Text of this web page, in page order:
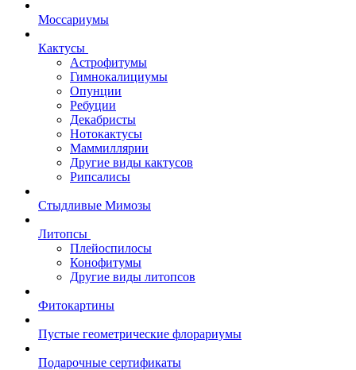
Моссариумы
Кактусы
Астрофитумы
Гимнокалициумы
Опунции
Ребуции
Декабристы
Нотокактусы
Маммиллярии
Другие виды кактусов
Рипсалисы
Стыдливые Мимозы
Литопсы
Плейоспилосы
Конофитумы
Другие виды литопсов
Фитокартины
Пустые геометрические флорариумы
Подарочные сертификаты